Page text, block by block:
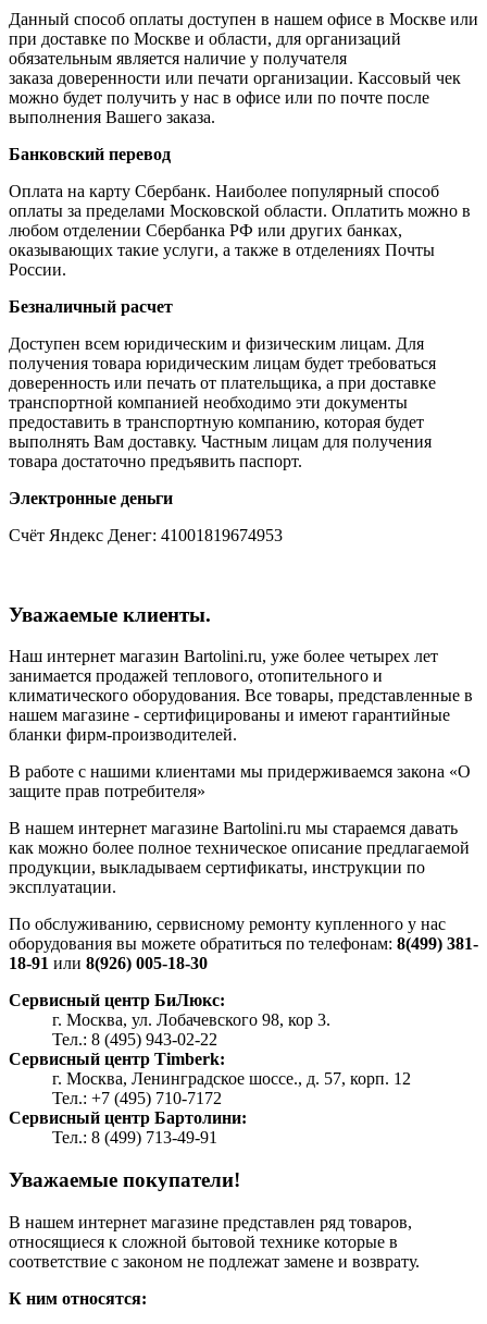
Данный способ оплаты доступен в нашем офисе в Москве или
при доставке по Москве и области, для организаций
обязательным является наличие у получателя
заказа доверенности или печати организации. Кассовый чек
можно будет получить у нас в офисе или по почте после
выполнения Вашего заказа.
Банковский перевод
Оплата на карту Сбербанк. Наиболее популярный способ
оплаты за пределами Московской области. Оплатить можно в
любом отделении Сбербанка РФ или других банках,
оказывающих такие услуги, а также в отделениях Почты
России.
Безналичный расчет
Доступен всем юридическим и физическим лицам. Для
получения товара юридическим лицам будет требоваться
доверенность или печать от плательщика, а при доставке
транспортной компанией необходимо эти документы
предоставить в транспортную компанию, которая будет
выполнять Вам доставку. Частным лицам для получения
товара достаточно предъявить паспорт.
Электронные деньги
Счёт Яндекс Денег: 41001819674953
Уважаемые клиенты.
Наш интернет магазин Bartolini.ru, уже более четырех лет
занимается продажей теплового, отопительного и
климатического оборудования. Все товары, представленные в
нашем магазине - сертифицированы и имеют гарантийные
бланки фирм-производителей.
В работе с нашими клиентами мы придерживаемся закона «О
защите прав потребителя»
В нашем интернет магазине Bartolini.ru мы стараемся давать
как можно более полное техническое описание предлагаемой
продукции, выкладываем сертификаты, инструкции по
эксплуатации.
По обслуживанию, сервисному ремонту купленного у нас
оборудования вы можете обратиться по телефонам: 8(499) 381-
18-91 или 8(926) 005-18-30
Сервисный центр БиЛюкс:
г. Москва, ул. Лобачевского 98, кор 3.
Тел.: 8 (495) 943-02-22
Сервисный центр Timberk:
г. Москва, Ленинградское шоссе., д. 57, корп. 12
Тел.: +7 (495) 710-7172
Сервисный центр Бартолини:
Тел.: 8 (499) 713-49-91
Уважаемые покупатели!
В нашем интернет магазине представлен ряд товаров,
относящиеся к сложной бытовой технике которые в
соответствие с законом не подлежат замене и возврату.
К ним относятся: